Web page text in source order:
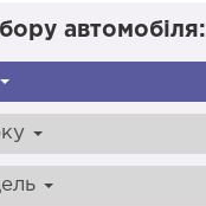
автомобіля: